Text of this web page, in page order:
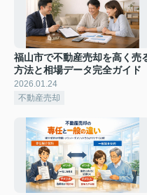
福山市で不動産売却を高く売
方法と相場データ完全ガイド
2026.01.24
不動産売却